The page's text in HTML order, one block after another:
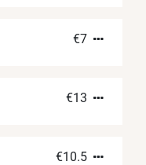
€7
€13
€10.5